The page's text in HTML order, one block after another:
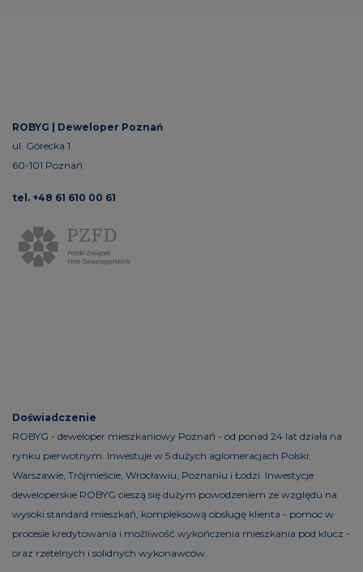
ROBYG | Deweloper Poznań
ul. Górecka 1
60-101 Poznań
tel. +48 61 610 00 61
Doświadczenie
ROBYG - deweloper mieszkaniowy Poznań - od ponad 24 lat działa na
rynku pierwotnym. Inwestuje w 5 dużych aglomeracjach Polski:
Warszawie, Trójmieście, Wrocławiu, Poznaniu i Łodzi. Inwestycje
deweloperskie ROBYG cieszą się dużym powodzeniem ze względu na
wysoki standard mieszkań, kompleksową obsługę klienta - pomoc w
procesie kredytowania i możliwość wykończenia mieszkania pod klucz -
oraz rzetelnych i solidnych wykonawców.